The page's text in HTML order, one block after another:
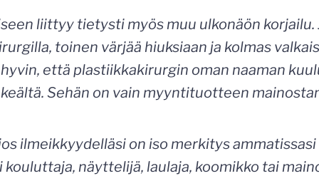
liittyy tietysti myös muu ulkonäön korjailu.
toinen värjää hiuksiaan ja kolmas
että plastiikkakirurgin oman naaman
Sehän on vain myyntituotteen
ilmeikkyydelläsi on iso merkitys ammatissasi
näyttelijä, laulaja, koomikko tai